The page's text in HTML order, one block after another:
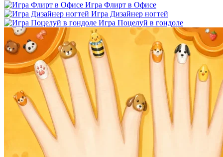
Игра Флирт в Офисе
Игра Дизайнер ногтей
Игра Поцелуй в гондоле